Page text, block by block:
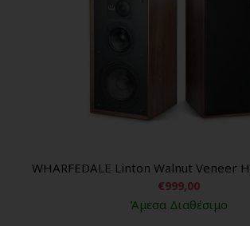
WHARFEDALE Linton Walnut Veneer
€999,00
Άμεσα Διαθέσιμο